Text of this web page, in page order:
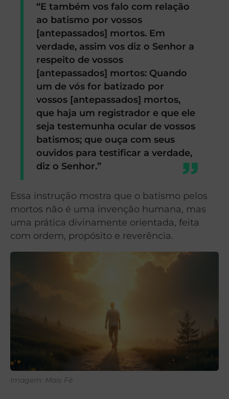
“E também vos falo com relação
ao batismo por vossos
[antepassados] mortos. Em
verdade, assim vos diz o Senhor a
respeito de vossos
[antepassados] mortos: Quando
um de vós for batizado por
vossos [antepassados] mortos,
que haja um registrador e que ele
seja testemunha ocular de vossos
batismos; que ouça com seus
ouvidos para testificar a verdade,
diz o Senhor.”
Essa instrução mostra que o batismo pelos
mortos não é uma invenção humana, mas
uma prática divinamente orientada, feita
com ordem, propósito e reverência.
Imagem: Mais Fé